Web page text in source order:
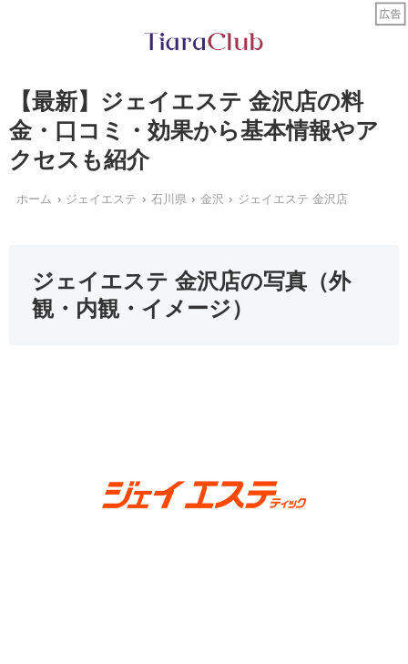
【最新】ジェイエステ 金沢店の料
金・口コミ・効果から基本情報やア
クセスも紹介
ホーム ジェイエステ 石川県 金沢 ジェイエステ 金沢店
ジェイエステ 金沢店の写真（外
観・内観・イメージ）